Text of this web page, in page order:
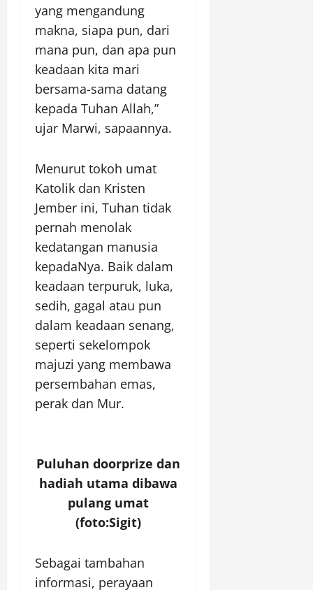
yang mengandung
makna, siapa pun, dari
mana pun, dan apa pun
keadaan kita mari
bersama-sama datang
kepada Tuhan Allah,”
ujar Marwi, sapaannya.
Menurut tokoh umat
Katolik dan Kristen
Jember ini, Tuhan tidak
pernah menolak
kedatangan manusia
kepadaNya. Baik dalam
keadaan terpuruk, luka,
sedih, gagal atau pun
dalam keadaan senang,
seperti sekelompok
majuzi yang membawa
persembahan emas,
perak dan Mur.
Puluhan doorprize dan
hadiah utama dibawa
pulang umat
(foto:Sigit)
Sebagai tambahan
informasi, perayaan